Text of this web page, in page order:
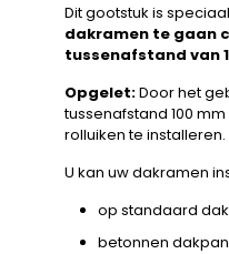
Dit gootstuk is
dakramen te gaan
tussenafstand van
Opgelet:Door het
tussenafstand 100 mm
rolluiken te installeren.
U kan uw dakramen
op standaard
betonnen